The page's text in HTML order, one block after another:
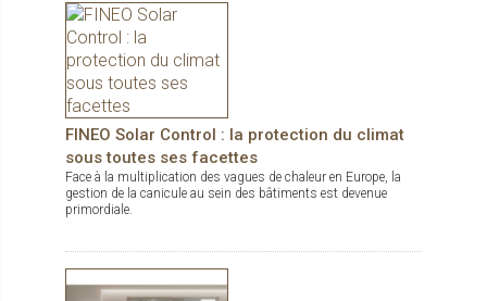
véritables inspirations pour sublimer les intérieurs.
FINEO Solar Control : la protection du climat
sous toutes ses facettes
Face à la multiplication des vagues de chaleur en Europe, la
gestion de la canicule au sein des bâtiments est devenue
primordiale.